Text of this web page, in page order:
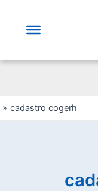
cadastro cogerh